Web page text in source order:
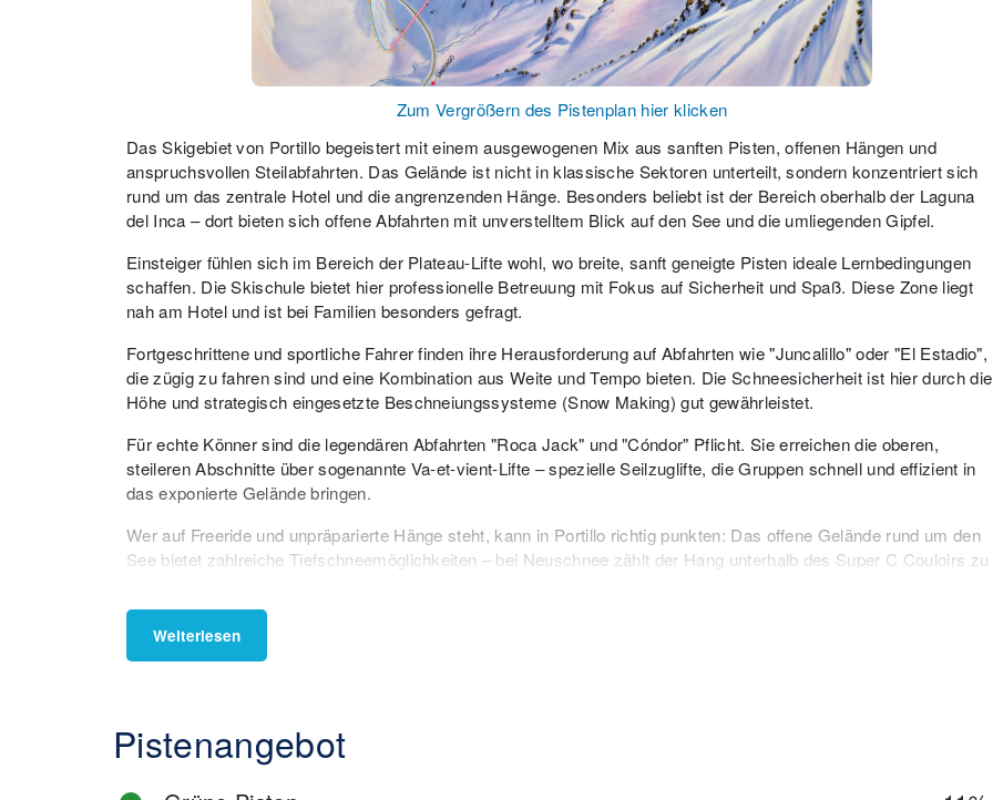
Zum Vergrößern des Pistenplan hier klicken
Das Skigebiet von Portillo begeistert mit einem ausgewogenen Mix aus sanften Pisten, offenen Hängen und
anspruchsvollen Steilabfahrten. Das Gelände ist nicht in klassische Sektoren unterteilt, sondern konzentriert sich
rund um das zentrale Hotel und die angrenzenden Hänge. Besonders beliebt ist der Bereich oberhalb der Laguna
del Inca – dort bieten sich offene Abfahrten mit unverstelltem Blick auf den See und die umliegenden Gipfel.
Einsteiger fühlen sich im Bereich der Plateau-Lifte wohl, wo breite, sanft geneigte Pisten ideale Lernbedingungen
schaffen. Die Skischule bietet hier professionelle Betreuung mit Fokus auf Sicherheit und Spaß. Diese Zone liegt
nah am Hotel und ist bei Familien besonders gefragt.
Fortgeschrittene und sportliche Fahrer finden ihre Herausforderung auf Abfahrten wie "Juncalillo" oder "El Estadio",
die zügig zu fahren sind und eine Kombination aus Weite und Tempo bieten. Die Schneesicherheit ist hier durch die
Höhe und strategisch eingesetzte Beschneiungssysteme (Snow Making) gut gewährleistet.
Für echte Könner sind die legendären Abfahrten "Roca Jack" und "Cóndor" Pflicht. Sie erreichen die oberen,
steileren Abschnitte über sogenannte Va-et-vient-Lifte – spezielle Seilzuglifte, die Gruppen schnell und effizient in
das exponierte Gelände bringen.
Wer auf Freeride und unpräparierte Hänge steht, kann in Portillo richtig punkten: Das offene Gelände rund um den
See bietet zahlreiche Tiefschneemöglichkeiten – bei Neuschnee zählt der Hang unterhalb des Super C Couloirs zu
abgelegene Zonen.
Snowparks sind in Portillo eher nebensächlich, doch wer auf weite, natürliche Lines steht, findet hier sein Paradies.
Weiterlesen
Pistenangebot